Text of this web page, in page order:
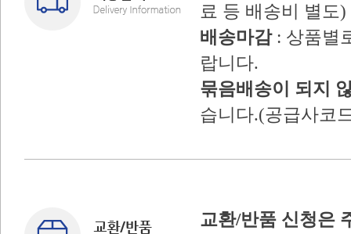
료 등 배송비 별도)
배송마감: 상품별
랍니다.
묶음배송이 되지
습니다.(공급사코
교환/반품 신청은